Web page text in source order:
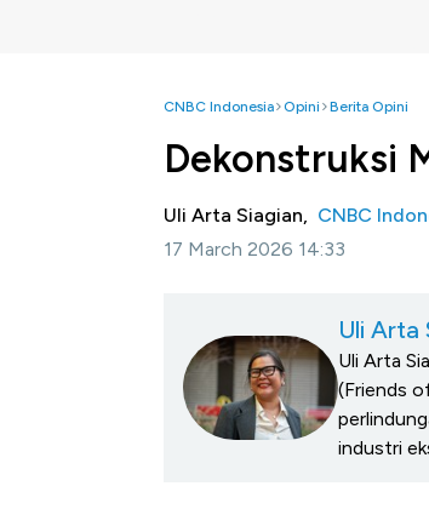
CNBC Indonesia Opini Berita Opini
Dekonstruksi
Uli Arta Siagian, CNBC
17 March 2026 14:33
Uli Arta
Uli Arta
(Friends
industri